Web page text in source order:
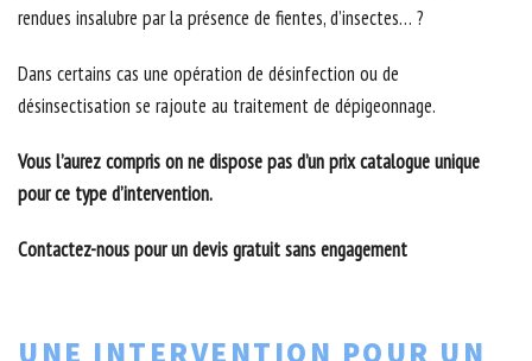
rendues insalubre par la présence de fientes, d’insectes… ?
Dans certains cas une opération de désinfection ou de
désinsectisation se rajoute au traitement de dépigeonnage.
Vous l’aurez compris on ne dispose pas d’un prix catalogue unique
pour ce type d’intervention.
Contactez-nous pour un devis gratuit sans engagement
UNE INTERVENTION POUR UN